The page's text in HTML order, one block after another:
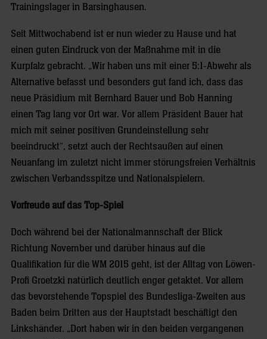
Trainingslager in Barsinghausen.
Seit Mittwochabend ist er nun wieder zu Hause und hat
einen guten Eindruck von der Maßnahme mit in die
Kurpfalz gebracht. „Wir haben uns mit einer 5:1-Abwehr als
Alternative befasst und besonders gut fand ich, dass das
neue Präsidium mit Bernhard Bauer und Bob Hanning
einen Tag lang vor Ort war. Vor allem Präsident Bauer hat
mich mit seiner positiven Grundeinstellung sehr
beeindruckt“, setzt auch der Rechtsaußen auf einen
Neuanfang im zuletzt nicht immer störungsfreien Verhältnis
zwischen Verbandsspitze und Nationalspielern.
Vorfreude auf das Top-Spiel
Doch während bei der Nationalmannschaft der Blick
Richtung November und darüber hinaus auf die
Qualifikation für die WM 2015 geht, ist der Alltag von Löwen-
Profi Groetzki natürlich deutlich enger getaktet. Vor allem
das bevorstehende Topspiel des Bundesliga-Zweiten aus
Baden beim Dritten aus der Hauptstadt beschäftigt den
Linkshänder. „Dort haben wir in den beiden vergangenen